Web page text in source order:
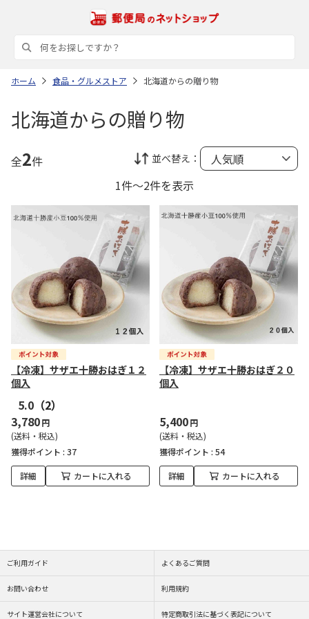
ホーム 食品・グルメストア 北海道からの贈り物
北海道からの贈り物
全2件 並べ替え：
1件～2件を表示
【冷凍】サザエ十勝おはぎ１２
個入
5.0 （2）
3,780円
(送料・税込)
獲得ポイント : 37
詳細 カートに入れる
【冷凍】サザエ十勝おはぎ２０
個入
5,400円
(送料・税込)
獲得ポイント : 54
詳細 カートに入れる
ご利用ガイド よくあるご質問
お問い合わせ 利用規約
サイト運営会社について 特定商取引法に基づく表記について